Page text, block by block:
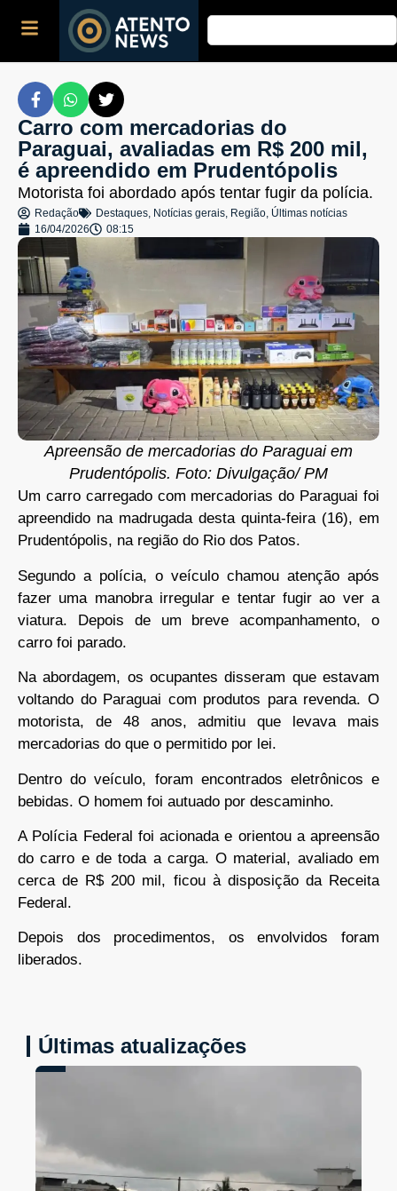
Carro com mercadorias do
Paraguai, avaliadas em R$ 200 mil,
é apreendido em Prudentópolis
Motorista foi abordado após tentar fugir da polícia.
Redação Destaques, Notícias gerais, Região, Últimas notícias
16/04/2026
08:15
Apreensão de mercadorias do Paraguai em
Prudentópolis. Foto: Divulgação/ PM
Um carro carregado com mercadorias do Paraguai foi
apreendido na madrugada desta quinta-feira (16), em
Prudentópolis, na região do Rio dos Patos.
Segundo a polícia, o veículo chamou atenção após
fazer uma manobra irregular e tentar fugir ao ver a
viatura. Depois de um breve acompanhamento, o
carro foi parado.
Na abordagem, os ocupantes disseram que estavam
voltando do Paraguai com produtos para revenda. O
motorista, de 48 anos, admitiu que levava mais
mercadorias do que o permitido por lei.
Dentro do veículo, foram encontrados eletrônicos e
bebidas. O homem foi autuado por descaminho.
A Polícia Federal foi acionada e orientou a apreensão
do carro e de toda a carga. O material, avaliado em
cerca de R$ 200 mil, ficou à disposição da Receita
Federal.
Depois dos procedimentos, os envolvidos foram
liberados.
Últimas atualizações